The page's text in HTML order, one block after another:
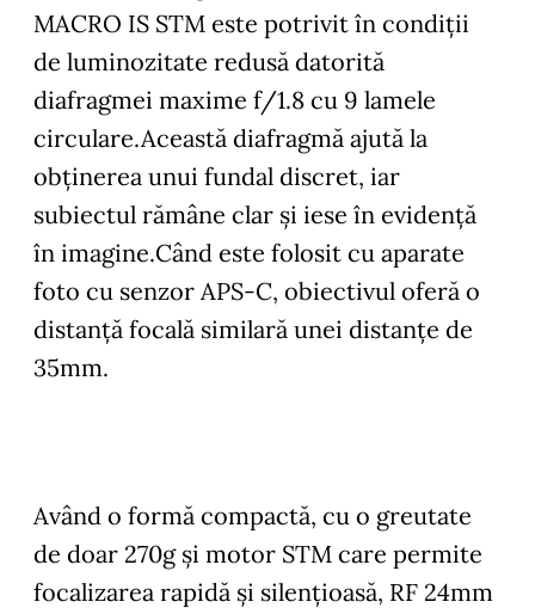
MACRO IS STM este potrivit în condiţii
de luminozitate redusă datorită
diafragmei maxime f/1.8 cu 9 lamele
circulare.Această diafragmă ajută la
obţinerea unui fundal discret, iar
subiectul rămâne clar şi iese în evidenţă
în imagine.Când este folosit cu aparate
foto cu senzor APS-C, obiectivul oferă o
distanţă focală similară unei distanţe de
35mm.
Având o formă compactă, cu o greutate
de doar 270g şi motor STM care permite
focalizarea rapidă şi silenţioasă, RF 24mm